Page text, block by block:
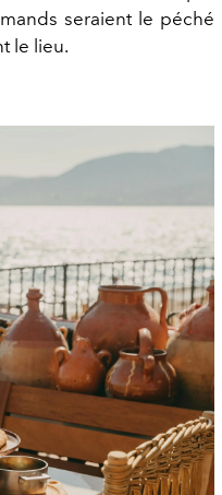
seraient le péché
le lieu.